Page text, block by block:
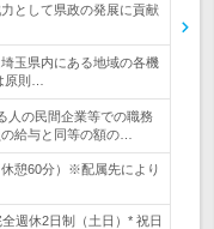
として県政の発展に貢献
玉県内にある地域の各機
原則…
人の民間企業等での職務
給与と同等の額の…
憩60分）※配属先により
週休2日制（土日）* 祝日